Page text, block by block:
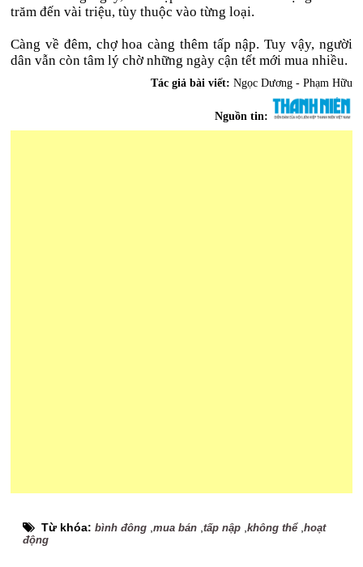
trăm đến vài triệu, tùy thuộc vào từng loại.
Càng về đêm, chợ hoa càng thêm tấp nập. Tuy vậy, người
dân vẫn còn tâm lý chờ những ngày cận tết mới mua nhiều.
Tác giả bài viết: Ngọc Dương - Phạm Hữu
Nguồn tin:
Từ khóa:bình đông ,mua bán ,tấp nập ,không thể,hoạt
động